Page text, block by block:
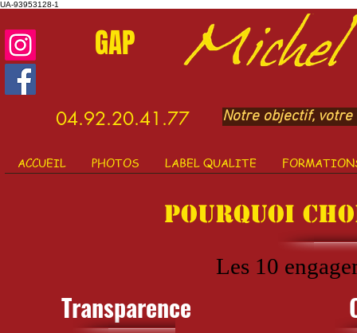
UA-93953128-1
GAP
​04.92.20.41.77 Notre objectif,
ACCUEIL PHOTOS LABEL QUALITE
POURQUOI
Les 10
Transparence